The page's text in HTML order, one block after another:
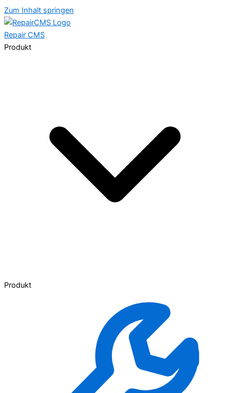
Zum Inhalt springen
Repair CMS
Produkt
Produkt